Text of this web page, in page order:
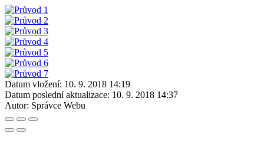
Datum vložení: 10. 9. 2018 14:19
Datum poslední aktualizace: 10. 9. 2018 14:37
Autor: Správce Webu